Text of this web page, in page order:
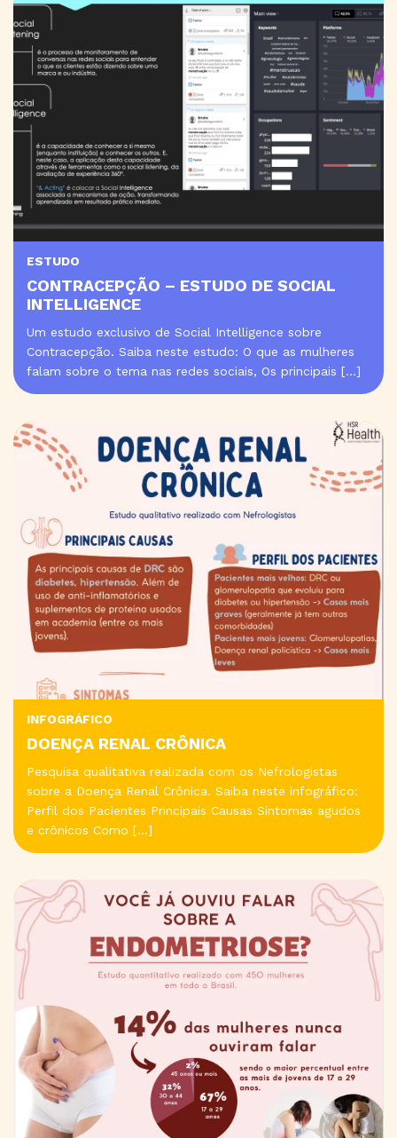
ESTUDO
CONTRACEPÇÃO – ESTUDO DE SOCIAL
INTELLIGENCE
Um estudo exclusivo de Social Intelligence sobre
Contracepção. Saiba neste estudo: O que as mulheres
falam sobre o tema nas redes sociais, Os principais […]
INFOGRÁFICO
DOENÇA RENAL CRÔNICA
Pesquisa qualitativa realizada com os Nefrologistas
sobre a Doença Renal Crônica. Saiba neste infográfico:
Perfil dos Pacientes Principais Causas Sintomas agudos
e crônicos Como […]